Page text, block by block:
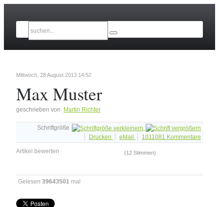
Mittwoch, 28 August 2013 14:52
Max Muster
geschrieben von Martin Richter
Schriftgröße
Drucken
eMail 1011081 Kommentare
Artikel bewerten (12 Stimmen)
Gelesen 39643501 mal